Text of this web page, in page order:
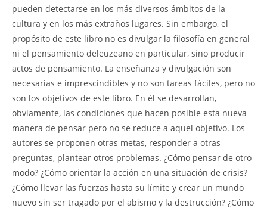
pueden detectarse en los más diversos ámbitos de la
cultura y en los más extraños lugares. Sin embargo, el
propósito de este libro no es divulgar la filosofía en general
ni el pensamiento deleuzeano en particular, sino producir
actos de pensamiento. La enseñanza y divulgación son
necesarias e imprescindibles y no son tareas fáciles, pero no
son los objetivos de este libro. En él se desarrollan,
obviamente, las condiciones que hacen posible esta nueva
manera de pensar pero no se reduce a aquel objetivo. Los
autores se proponen otras metas, responder a otras
preguntas, plantear otros problemas. ¿Cómo pensar de otro
modo? ¿Cómo orientar la acción en una situación de crisis?
¿Cómo llevar las fuerzas hasta su límite y crear un mundo
nuevo sin ser tragado por el abismo y la destrucción? ¿Cómo